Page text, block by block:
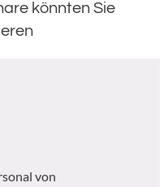
könnten Sie
von